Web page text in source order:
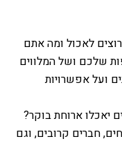
לאכול ומה אתם
שלכם ושל המלווים
ועל אפשרויות
יאכלו ארוחת בוקר?
חברים קרובים, וגם